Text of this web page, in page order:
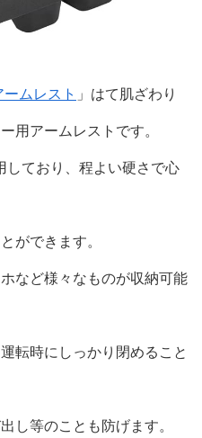
ムレスト 」はて肌ざわり
用アームレストです。
しており、程よい硬さで心
ができます。
など様々なものが収納可能
転時にしっかり閉めること
し等のことも防げます。